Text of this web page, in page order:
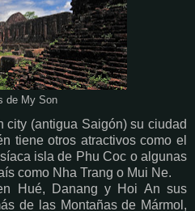
de My Son
city (antigua Saigón) su ciudad
tiene otros atractivos como el
isla de Phu Coc o algunas
como Nha Trang o Mui Ne.
Hué, Danang y Hoi An sus
de las Montañas de Mármol,